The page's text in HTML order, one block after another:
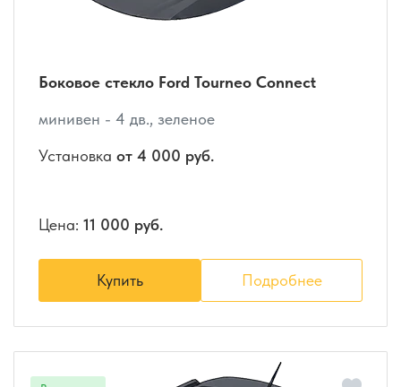
Боковое стекло Ford Tourneo Connect
минивен - 4 дв., зеленое
Установка от 4 000 руб.
Цена: 11 000 руб.
Купить Подробнее